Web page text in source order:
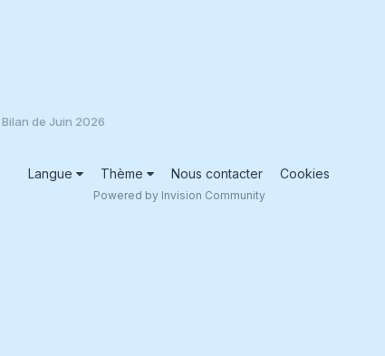
Bilan de Juin 2026
Langue Thème Nous contacter Cookies
Powered by Invision Community